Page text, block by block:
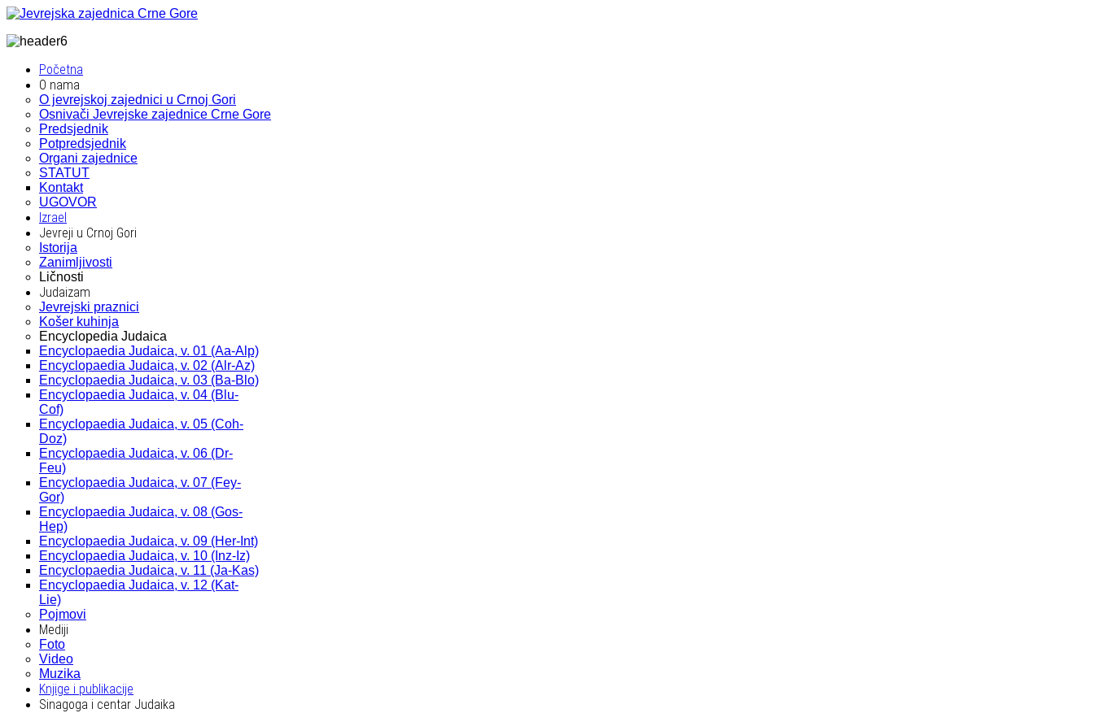
Početna
O nama
O jevrejskoj zajednici u Crnoj Gori
Osnivači Jevrejske zajednice Crne Gore
Predsjednik
Potpredsjednik
Organi zajednice
STATUT
Kontakt
UGOVOR
Izrael
Jevreji u Crnoj Gori
Istorija
Zanimljivosti
Ličnosti
Judaizam
Jevrejski praznici
Košer kuhinja
Encyclopedia Judaica
Encyclopaedia Judaica, v. 01 (Aa-Alp)
Encyclopaedia Judaica, v. 02 (Alr-Az)
Encyclopaedia Judaica, v. 03 (Ba-Blo)
Encyclopaedia Judaica, v. 04 (Blu-
Cof)
Encyclopaedia Judaica, v. 05 (Coh-
Doz)
Encyclopaedia Judaica, v. 06 (Dr-
Feu)
Encyclopaedia Judaica, v. 07 (Fey-
Gor)
Encyclopaedia Judaica, v. 08 (Gos-
Hep)
Encyclopaedia Judaica, v. 09 (Her-Int)
Encyclopaedia Judaica, v. 10 (Inz-Iz)
Encyclopaedia Judaica, v. 11 (Ja-Kas)
Encyclopaedia Judaica, v. 12 (Kat-
Lie)
Pojmovi
Mediji
Foto
Video
Muzika
Knjige i publikacije
Sinagoga i centar Judaika